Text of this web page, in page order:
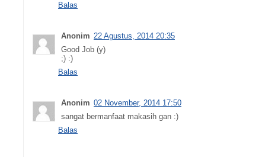
Balas
Anonim 22 Agustus, 2014 20:35
Good Job (y)
;) :)
Balas
Anonim 02 November, 2014 17:50
sangat bermanfaat makasih gan :)
Balas